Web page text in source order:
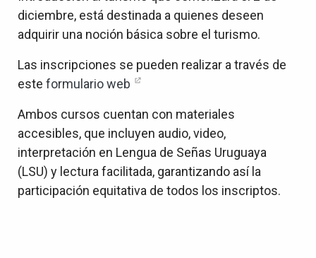
diciembre, está destinada a quienes deseen
adquirir una noción básica sobre el turismo.
Las inscripciones se pueden realizar a través de
este formulario web
Ambos cursos cuentan con materiales
accesibles, que incluyen audio, video,
interpretación en Lengua de Señas Uruguaya
(LSU) y lectura facilitada, garantizando así la
participación equitativa de todos los inscriptos.